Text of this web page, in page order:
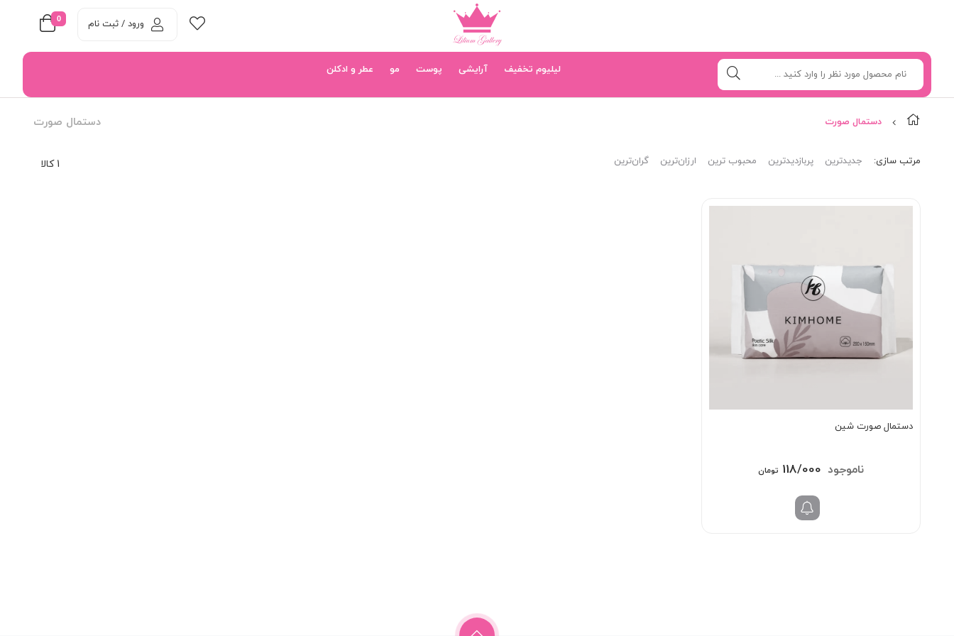
0 ورود / ثبت نام
لیلیوم تخفیف آرایشی پوست مو عطر و ادکلن
دستمال صورت دستمال صورت
1 کالا مرتب‌ سازی: جدیدترین پربازدیدترین محبوب ترین ارزان‌ترین گران‌ترین
دستمال صورت شین
138/000
قیمت
بود.
118/000 تومانقیمت